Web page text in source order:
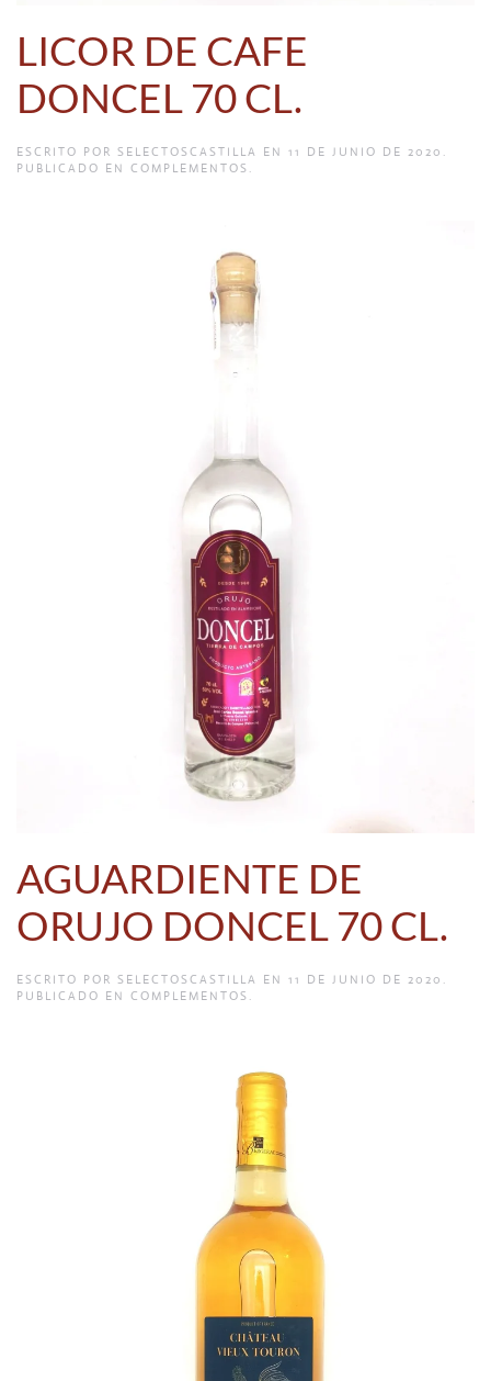
LICOR DE CAFE
DONCEL 70 CL.
ESCRITO POR SELECTOSCASTILLA EN 11 DE JUNIO DE 2020 .
PUBLICADO EN COMPLEMENTOS .
AGUARDIENTE DE
ORUJO DONCEL 70 CL.
ESCRITO POR SELECTOSCASTILLA EN 11 DE JUNIO DE 2020 .
PUBLICADO EN COMPLEMENTOS .